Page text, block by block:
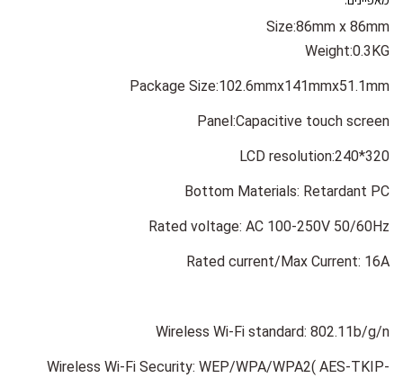
Size:86mm x 86mm
Weight:0.3KG
Package Size:102.6mmx141mmx51.1mm
Panel:Capacitive touch screen
LCD resolution:240*320
Bottom Materials: Retardant PC
Rated voltage: AC 100-250V 50/60Hz
Rated current/Max Current: 16A
Wireless Wi-Fi standard: 802.11b/g/n
Wireless Wi-Fi Security: WEP/WPA/WPA2( AES-TKIP-